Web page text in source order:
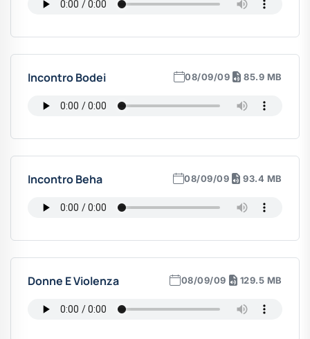
Incontro Bodei 08/09/09 85.9 MB
Incontro Beha 08/09/09 93.4 MB
Donne E Violenza 08/09/09 129.5 MB